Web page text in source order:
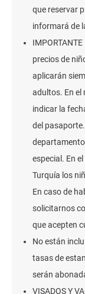
que reservar
informará de
IMPORTANTE
precios de
aplicarán
adultos. En el
indicar la
del
especial. En
Turquía los
En caso de
solicitarnos
que acepten
No están
tasas de
serán
VISADOS Y